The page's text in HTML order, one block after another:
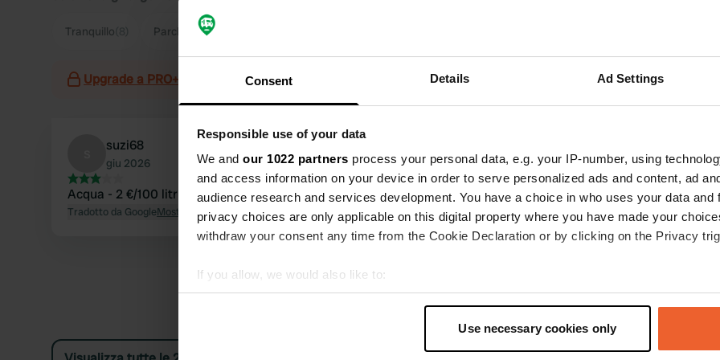
Consent Details Ad Settings
Responsible use of your data
We and our 1022 partners process your personal data, e.g. your IP-number, using
and access information on your device in order to serve personalized ads and content, ad
audience research and services development. You have a choice in who uses your data and
privacy choices are only applicable on this digital property where you have made your
withdraw your consent any time from the Cookie Declaration or by clicking on the Privacy
If you allow, we would also like to:
Collect information about your geographical location which can be accurate to within
Find out more about how your personal data is processed and set your preferences in the
Use necessary cookies only
Tranquillo Parcheggio(5)
Upgrade a PRO+ per l'utilizzo dei filtri nelle recensioni
suzi68
giu 2026
Acqua - 2 €/100 litri
Tradotto da GoogleMostra originale
c
dic 2025
Le recinzioni delle foto sono sparite e ci sono
alcune buche, ma per un posto libero (quindi
niente lamentele) va bene per una notte. Forse